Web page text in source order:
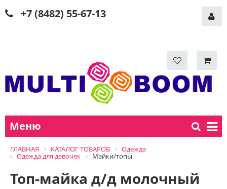
+7 (8482) 55-67-13
Меню
ГЛАВНАЯ КАТАЛОГ ТОВАРОВ
Одежда
Одежда для девочек
Майки/топы
Топ-майка д/д молочный